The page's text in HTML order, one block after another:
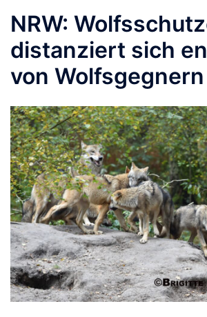
NRW:
distanziert sich
von Wolfsgegnern